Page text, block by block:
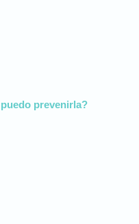
prevenirla?